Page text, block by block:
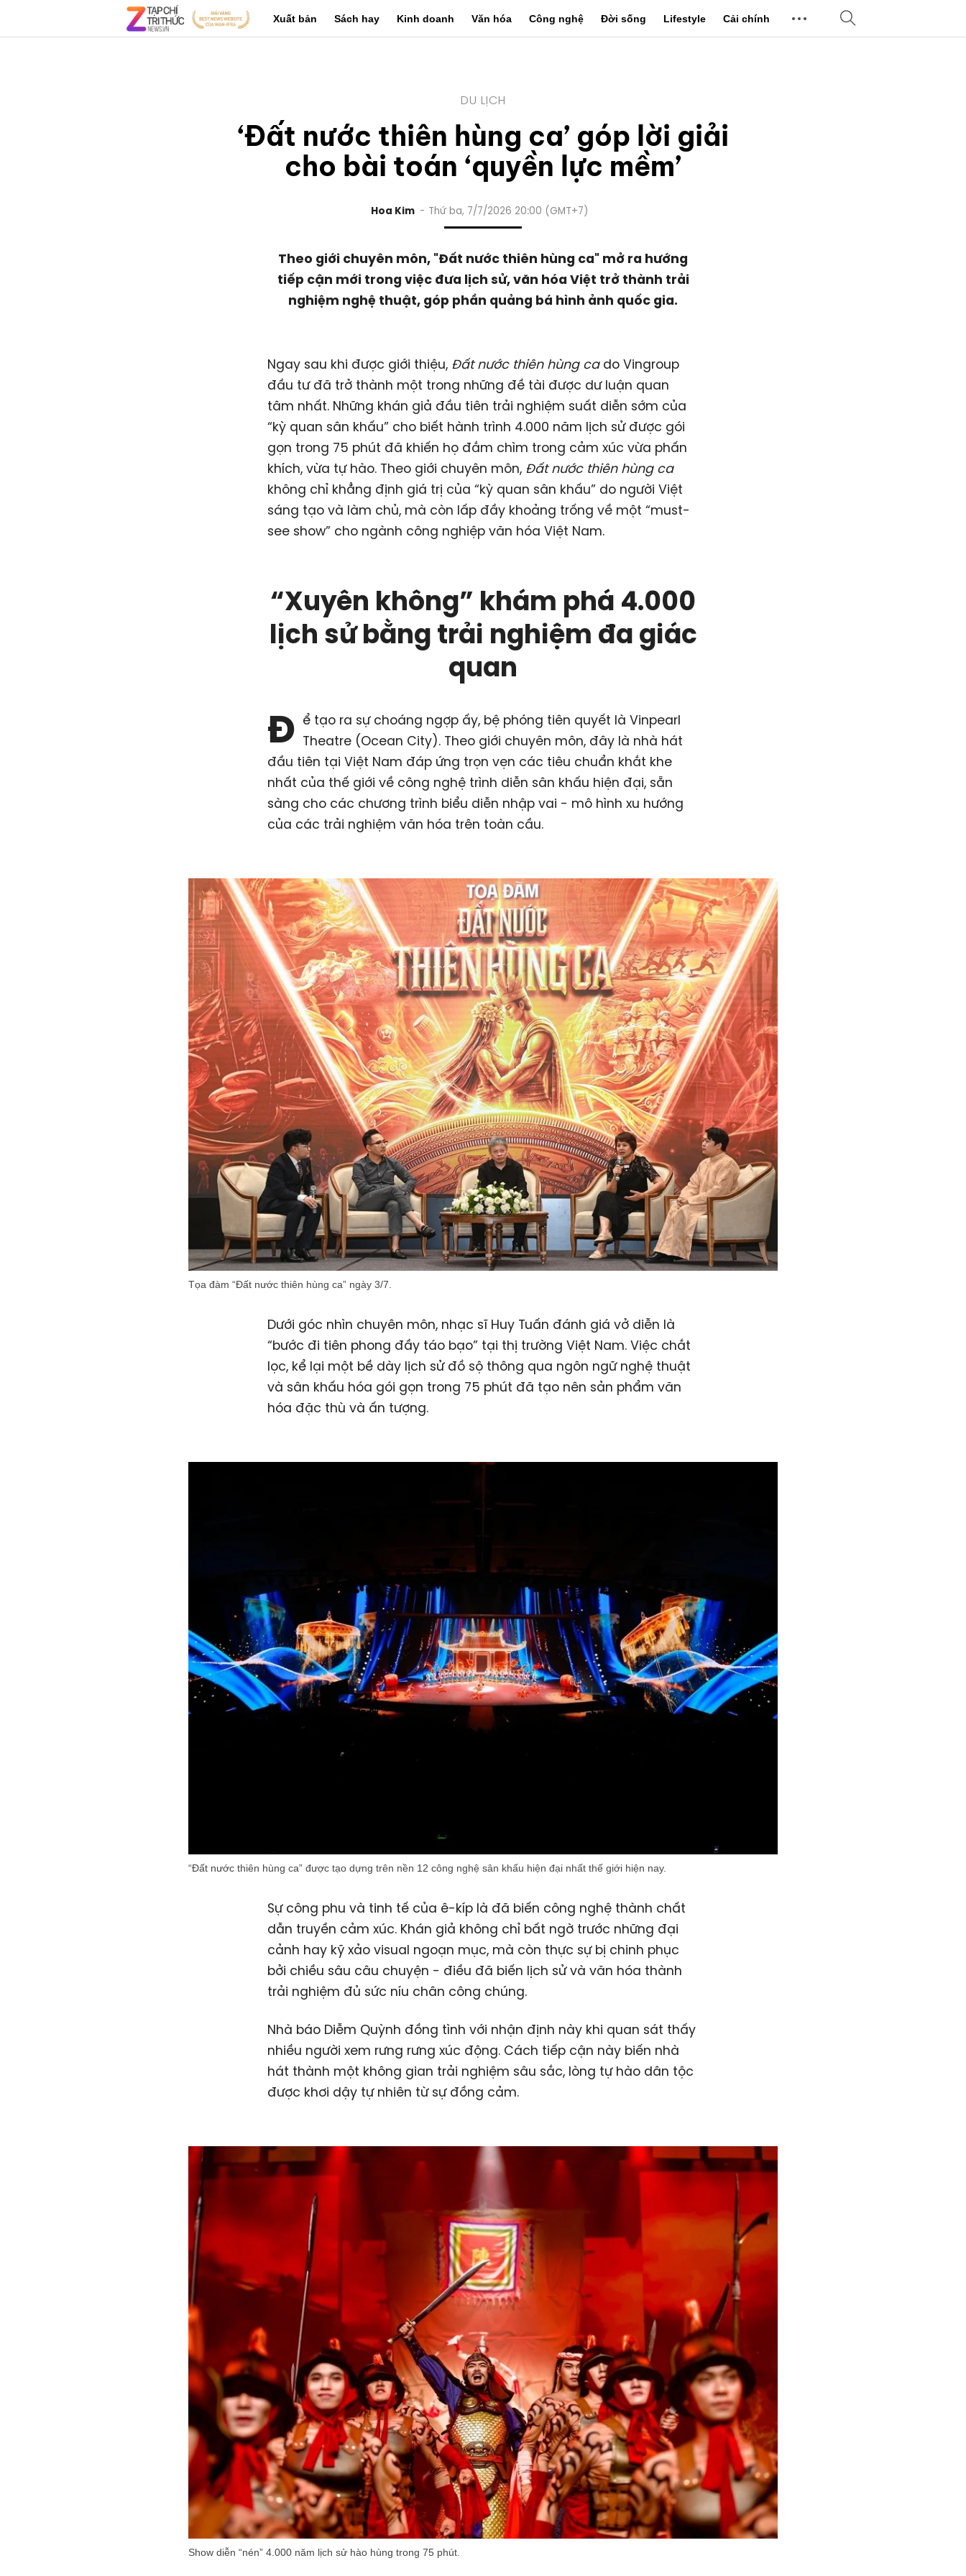
Xuất bản Sách hay Kinh doanh Văn hóa Công nghệ Đời sống Lifestyle Cải chính
DU LỊCH
‘Đất nước thiên hùng ca’ góp lời giải
cho bài toán ‘quyền lực mềm’
Hoa Kim Thứ ba, 7/7/2026 20:00 (GMT+7)
Theo giới chuyên môn, "Đất nước thiên hùng ca" mở ra hướng
tiếp cận mới trong việc đưa lịch sử, văn hóa Việt trở thành trải
nghiệm nghệ thuật, góp phần quảng bá hình ảnh quốc gia.
Ngay sau khi được giới thiệu, Đất nước thiên hùng ca do Vingroup
đầu tư đã trở thành một trong những đề tài được dư luận quan
tâm nhất. Những khán giả đầu tiên trải nghiệm suất diễn sớm của
“kỳ quan sân khấu” cho biết hành trình 4.000 năm lịch sử được gói
gọn trong 75 phút đã khiến họ đắm chìm trong cảm xúc vừa phấn
khích, vừa tự hào. Theo giới chuyên môn, Đất nước thiên hùng ca
không chỉ khẳng định giá trị của “kỳ quan sân khấu” do người Việt
sáng tạo và làm chủ, mà còn lấp đầy khoảng trống về một “must-
see show” cho ngành công nghiệp văn hóa Việt Nam.
“Xuyên không” khám phá 4.000
lịch sử bằng trải nghiệm đa giác
quan
Đ ể tạo ra sự choáng ngợp ấy, bệ phóng tiên quyết là Vinpearl
Theatre (Ocean City). Theo giới chuyên môn, đây là nhà hát
đầu tiên tại Việt Nam đáp ứng trọn vẹn các tiêu chuẩn khắt khe
nhất của thế giới về công nghệ trình diễn sân khấu hiện đại, sẵn
sàng cho các chương trình biểu diễn nhập vai - mô hình xu hướng
của các trải nghiệm văn hóa trên toàn cầu.
Tọa đàm “Đất nước thiên hùng ca” ngày 3/7.
Dưới góc nhìn chuyên môn, nhạc sĩ Huy Tuấn đánh giá vở diễn là
“bước đi tiên phong đầy táo bạo” tại thị trường Việt Nam. Việc chắt
lọc, kể lại một bề dày lịch sử đồ sộ thông qua ngôn ngữ nghệ thuật
và sân khấu hóa gói gọn trong 75 phút đã tạo nên sản phẩm văn
hóa đặc thù và ấn tượng.
“Đất nước thiên hùng ca” được tạo dựng trên nền 12 công nghệ sân khấu hiện đại nhất thế giới hiện nay.
Sự công phu và tinh tế của ê-kíp là đã biến công nghệ thành chất
dẫn truyền cảm xúc. Khán giả không chỉ bất ngờ trước những đại
cảnh hay kỹ xảo visual ngoạn mục, mà còn thực sự bị chinh phục
bởi chiều sâu câu chuyện - điều đã biến lịch sử và văn hóa thành
trải nghiệm đủ sức níu chân công chúng.
Nhà báo Diễm Quỳnh đồng tình với nhận định này khi quan sát thấy
nhiều người xem rưng rưng xúc động. Cách tiếp cận này biến nhà
hát thành một không gian trải nghiệm sâu sắc, lòng tự hào dân tộc
được khơi dậy tự nhiên từ sự đồng cảm.
Show diễn “nén” 4.000 năm lịch sử hào hùng trong 75 phút.